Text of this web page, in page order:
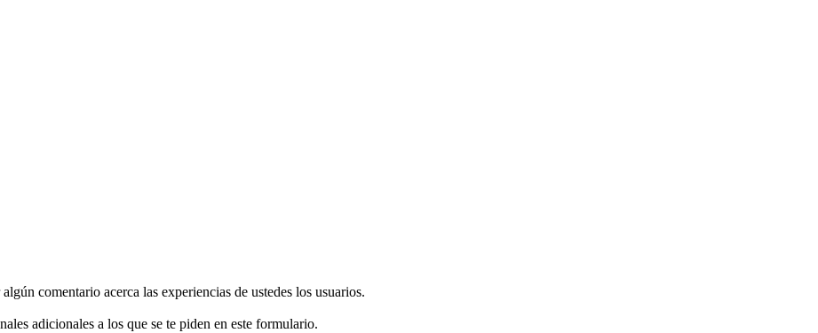
comentario acerca las experiencias de ustedes los usuarios.
adicionales a los que se te piden en este formulario.